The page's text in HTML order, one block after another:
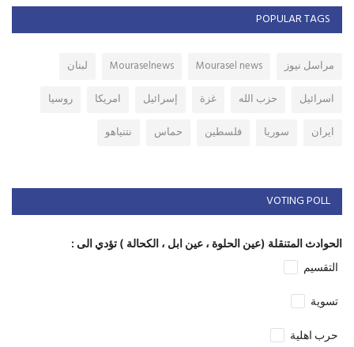
POPULAR TAGS
مراسل نيوز Mourasel news
Mouraselnews
لبنان
اسرائيل
حزب الله غزة إسرائيل امريكا
روسيا
ايران
سوريا فلسطين حماس نتنياهو
VOTING POLL
الحوادث المتنقلة (عين الحلوة ، عين ابل ، الكحالة ) تؤدي الى :
التقسيم
تسوية
حرب اهلية